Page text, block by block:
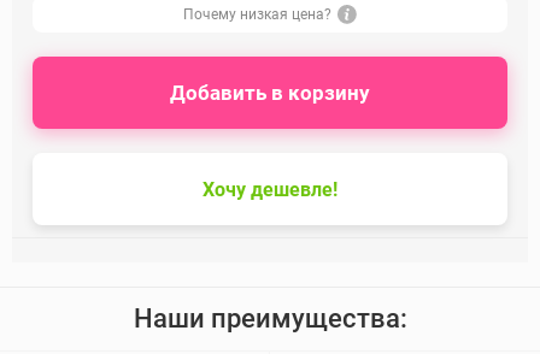
Почему низкая цена?
Хочу дешевле!
Добавить в корзину
Наши преимущества: